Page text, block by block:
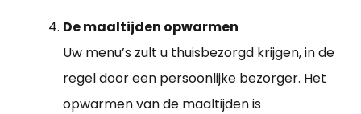
De maaltijden opwarmen
Uw menu’s zult u thuisbezorgd krijgen, in de
regel door een persoonlijke bezorger. Het
opwarmen van de maaltijden is